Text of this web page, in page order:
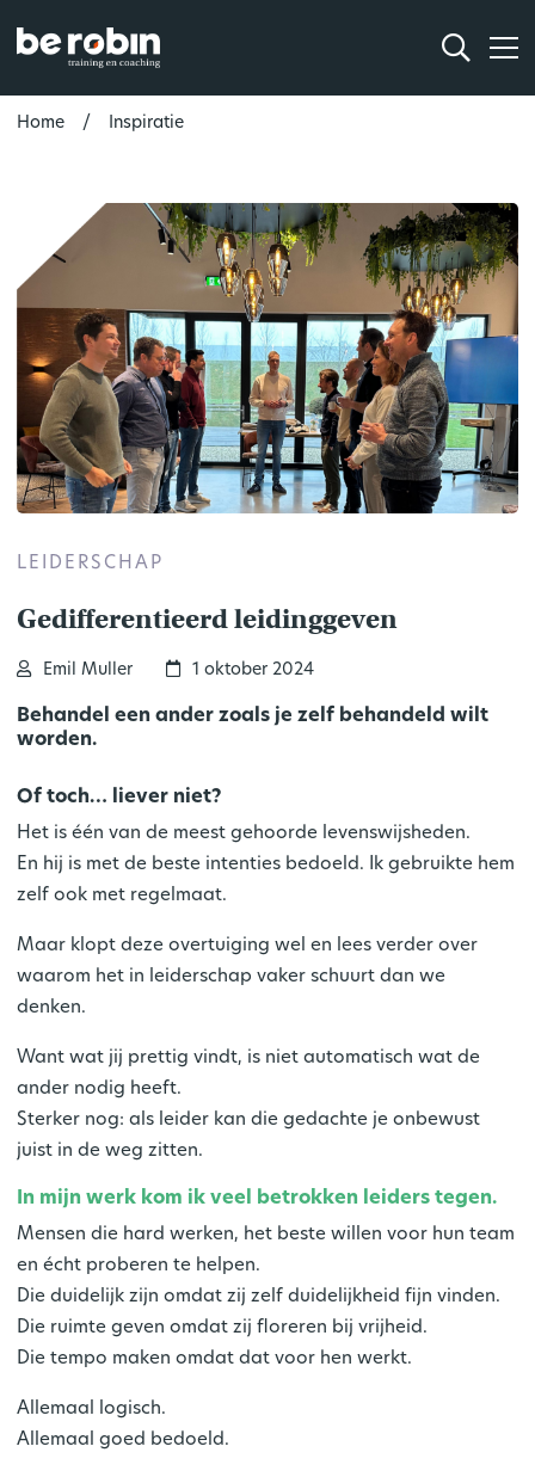
Home Inspiratie
LEIDERSCHAP
Gedifferentieerd leidinggeven
Emil Muller 1 oktober 2024
Behandel een ander zoals je zelf behandeld wilt
worden.
Of toch… liever niet?
Het is één van de meest gehoorde levenswijsheden.
En hij is met de beste intenties bedoeld. Ik gebruikte hem
zelf ook met regelmaat.
Maar klopt deze overtuiging wel en lees verder over
waarom het in leiderschap vaker schuurt dan we
denken.
Want wat jij prettig vindt, is niet automatisch wat de
ander nodig heeft.
Sterker nog: als leider kan die gedachte je onbewust
juist in de weg zitten.
In mijn werk kom ik veel betrokken leiders tegen.
Mensen die hard werken, het beste willen voor hun team
en écht proberen te helpen.
Die duidelijk zijn omdat zij zelf duidelijkheid fijn vinden.
Die ruimte geven omdat zij floreren bij vrijheid.
Die tempo maken omdat dat voor hen werkt.
Allemaal logisch.
Allemaal goed bedoeld.